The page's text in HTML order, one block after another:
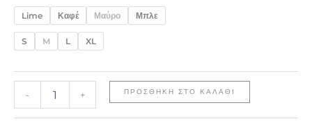
Lime Καφέ Μαύρο Μπλε
S M L XL
- + ΠΡΟΣΘΉΚΗ ΣΤΟ ΚΑΛΆΘΙ